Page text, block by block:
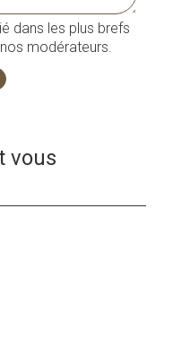
dans les plus brefs
modérateurs.
vous